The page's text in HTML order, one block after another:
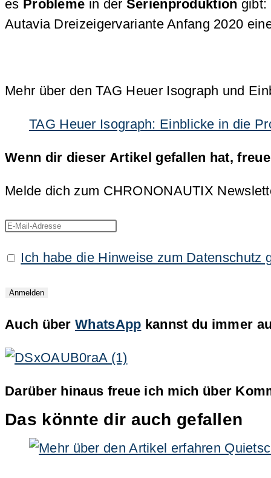
es Probleme in der Serienproduktion gibt:
Autavia Dreizeigervariante Anfang 2020
Mehr über den TAG Heuer Isograph und
TAG Heuer Isograph: Einblicke in die
Wenn dir dieser Artikel gefallen hat,
Melde dich zum CHRONONAUTIX
Ich habe die Hinweise zum Datenschutz
Auch überWhatsApp kannst du immer
Darüber hinaus freue ich mich über
Das könnte dir auch gefallen